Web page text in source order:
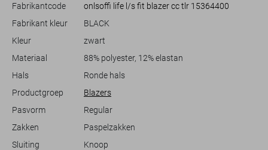
een meer ontspannen look. De normale lengte maakt het combineren
eenvoudig, en door de zwarte kleur is hij makkelijk te matchen met
gelegenheid.
Fabrikantcode
onlsoffi life l/s fit blazer cc tlr 15364400
Fabrikant kleur
BLACK
Kleur
zwart
Materiaal
88% polyester, 12% elastan
Hals
Ronde hals
Productgroep
Blazers
Pasvorm
Regular
Zakken
Paspelzakken
Sluiting
Knoop